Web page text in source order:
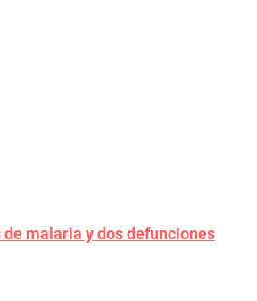
malaria y dos defunciones